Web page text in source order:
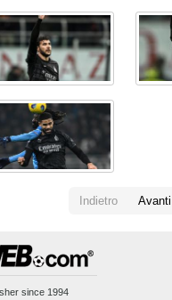
Indietro Avanti
since 1994